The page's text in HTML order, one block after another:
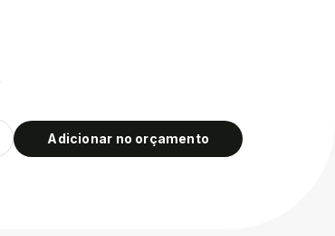
Adicionar no orçamento